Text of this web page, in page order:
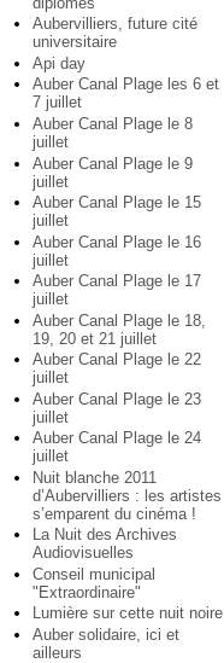
Aubervilliers, future cité
universitaire
Api day
Auber Canal Plage les 6 et
7 juillet
Auber Canal Plage le 8
juillet
Auber Canal Plage le 9
juillet
Auber Canal Plage le 15
juillet
Auber Canal Plage le 16
juillet
Auber Canal Plage le 17
juillet
Auber Canal Plage le 18,
19, 20 et 21 juillet
Auber Canal Plage le 22
juillet
Auber Canal Plage le 23
juillet
Auber Canal Plage le 24
juillet
Nuit blanche 2011
d’Aubervilliers : les artistes
s’emparent du cinéma !
La Nuit des Archives
Audiovisuelles
Conseil municipal
"Extraordinaire"
Lumière sur cette nuit noire
Auber solidaire, ici et
ailleurs